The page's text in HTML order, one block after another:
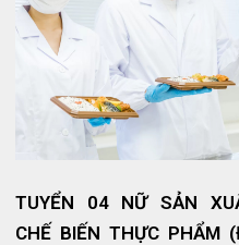
TUYỂN 04 NỮ SẢN
CHẾ BIẾN THỰC PHẨM